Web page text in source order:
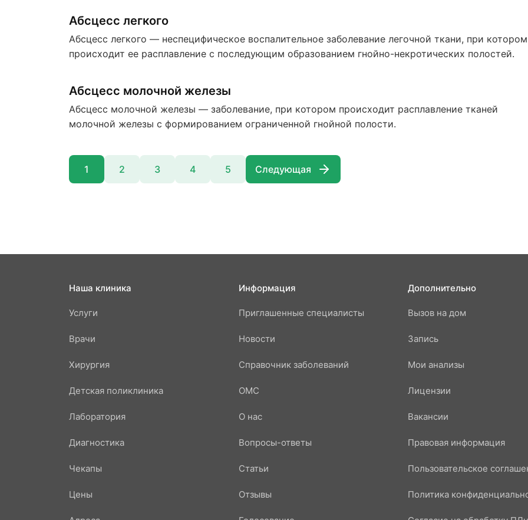
Абсцесс легкого
Абсцесс легкого — неспецифическое воспалительное заболевание легочной ткани, при котором
происходит ее расплавление с последующим образованием гнойно-некротических полостей.
Абсцесс молочной железы
Абсцесс молочной железы — заболевание, при котором происходит расплавление тканей
молочной железы с формированием ограниченной гнойной полости.
1 2 3 4 5 Следующая
Наша клиника
Услуги
Врачи
Хирургия
Детская поликлиника
Лаборатория
Диагностика
Чекапы
Цены
Информация
Приглашенные специалисты
Новости
Справочник заболеваний
ОМС
О нас
Вопросы-ответы
Статьи
Отзывы
Дополнительно
Вызов на дом
Запись
Мои анализы
Лицензии
Вакансии
Правовая информация
Пользовательское
Политика